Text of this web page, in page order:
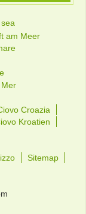
am Meer
Croazia
Kroatien
Sitemap